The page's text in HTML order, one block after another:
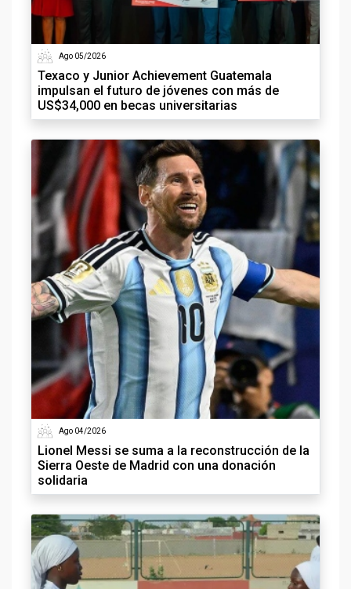
Ago 05/2026
Texaco y Junior Achievement Guatemala
impulsan el futuro de jóvenes con más de
US$34,000 en becas universitarias
Ago 04/2026
Lionel Messi se suma a la reconstrucción de la
Sierra Oeste de Madrid con una donación
solidaria